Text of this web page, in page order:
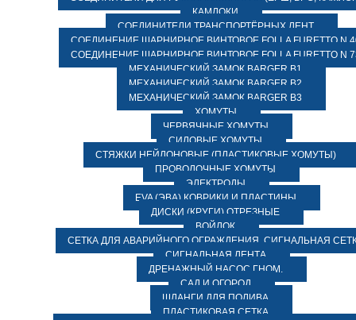
КАМЛОКИ
СОЕДИНИТЕЛИ ТРАНСПОРТЁРНЫХ ЛЕНТ
СОЕДИНЕНИЕ ШАРНИРНОЕ ВИНТОВОЕ FOLLA FURETTO N
СОЕДИНЕНИЕ ШАРНИРНОЕ ВИНТОВОЕ FOLLA FURETTO N
МЕХАНИЧЕСКИЙ ЗАМОК BARGER B1
МЕХАНИЧЕСКИЙ ЗАМОК BARGER B2
МЕХАНИЧЕСКИЙ ЗАМОК BARGER B3
ХОМУТЫ
ЧЕРВЯЧНЫЕ ХОМУТЫ
СИЛОВЫЕ ХОМУТЫ
СТЯЖКИ НЕЙЛОНОВЫЕ (ПЛАСТИКОВЫЕ ХОМУТЫ)
ПРОВОЛОЧНЫЕ ХОМУТЫ
ЭЛЕКТРОДЫ
EVA (ЭВА) КОВРИКИ И ПЛАСТИНЫ
ДИСКИ (КРУГИ) ОТРЕЗНЫЕ
ВОЙЛОК
СЕТКА ДЛЯ АВАРИЙНОГО ОГРАЖДЕНИЯ, СИГНАЛЬНАЯ
СИГНАЛЬНАЯ ЛЕНТА
ДРЕНАЖНЫЙ НАСОС ГНОМ.
САД И ОГОРОД
ШЛАНГИ ДЛЯ ПОЛИВА
ПЛАСТИКОВАЯ СЕТКА